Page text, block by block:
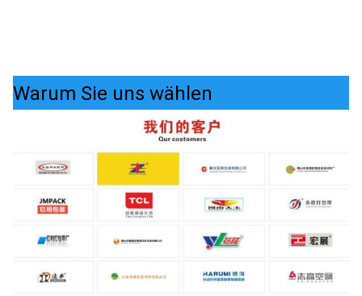
Warum Sie uns wählen